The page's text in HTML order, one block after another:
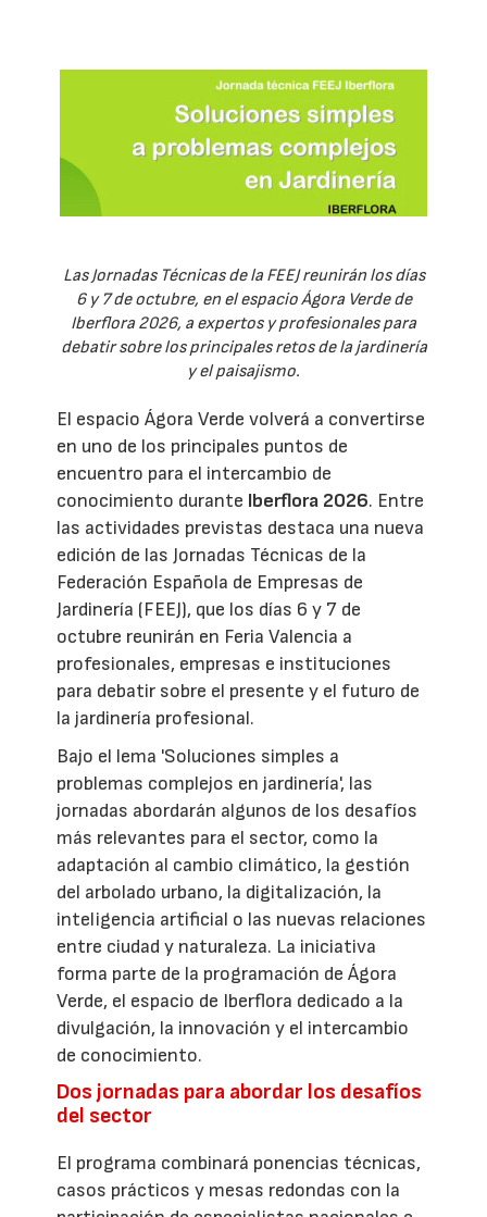
Las Jornadas Técnicas de la FEEJ reunirán los días
6 y 7 de octubre, en el espacio Ágora Verde de
Iberflora 2026, a expertos y profesionales para
debatir sobre los principales retos de la jardinería
y el paisajismo.
El espacio Ágora Verde volverá a convertirse
en uno de los principales puntos de
encuentro para el intercambio de
conocimiento durante Iberflora 2026. Entre
las actividades previstas destaca una nueva
edición de las Jornadas Técnicas de la
Federación Española de Empresas de
Jardinería (FEEJ), que los días 6 y 7 de
octubre reunirán en Feria Valencia a
profesionales, empresas e instituciones
para debatir sobre el presente y el futuro de
la jardinería profesional.
Bajo el lema 'Soluciones simples a
problemas complejos en jardinería', las
jornadas abordarán algunos de los desafíos
más relevantes para el sector, como la
adaptación al cambio climático, la gestión
del arbolado urbano, la digitalización, la
inteligencia artificial o las nuevas relaciones
entre ciudad y naturaleza. La iniciativa
forma parte de la programación de Ágora
Verde, el espacio de Iberflora dedicado a la
divulgación, la innovación y el intercambio
de conocimiento.
Dos jornadas para abordar los desafíos
del sector
El programa combinará ponencias técnicas,
casos prácticos y mesas redondas con la